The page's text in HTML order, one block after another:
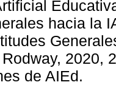
hacia la
2020,
de AIEd.